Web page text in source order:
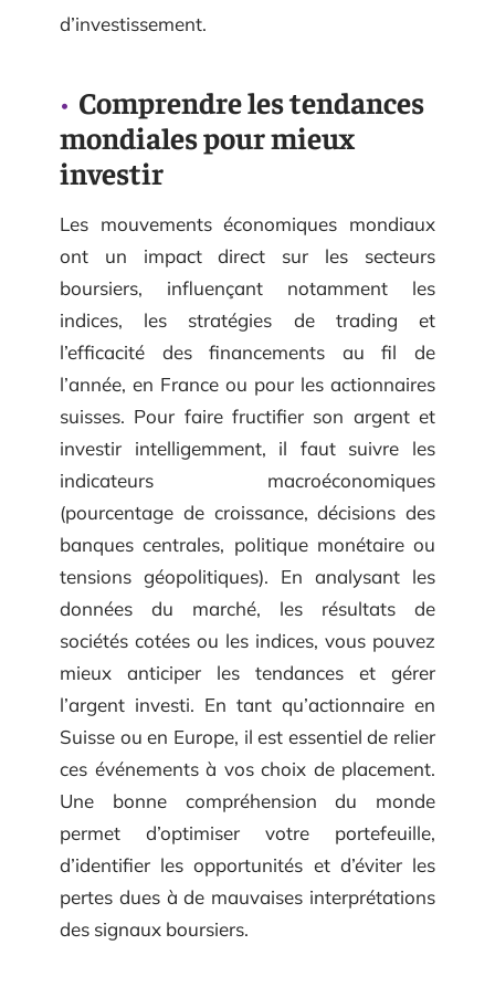
d’investissement.
Comprendre les tendances
mondiales pour mieux
investir
Les mouvements économiques mondiaux
ont un impact direct sur les secteurs
boursiers, influençant notamment les
indices, les stratégies de trading et
l’efficacité des financements au fil de
l’année, en France ou pour les actionnaires
suisses. Pour faire fructifier son argent et
investir intelligemment, il faut suivre les
indicateurs macroéconomiques
(pourcentage de croissance, décisions des
banques centrales, politique monétaire ou
tensions géopolitiques). En analysant les
données du marché, les résultats de
sociétés cotées ou les indices, vous pouvez
mieux anticiper les tendances et gérer
l’argent investi. En tant qu’actionnaire en
Suisse ou en Europe, il est essentiel de relier
ces événements à vos choix de placement.
Une bonne compréhension du monde
permet d’optimiser votre portefeuille,
d’identifier les opportunités et d’éviter les
pertes dues à de mauvaises interprétations
des signaux boursiers.